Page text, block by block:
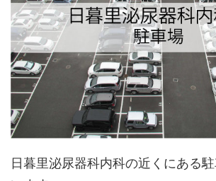
日暮里泌尿器科内科の近くにある